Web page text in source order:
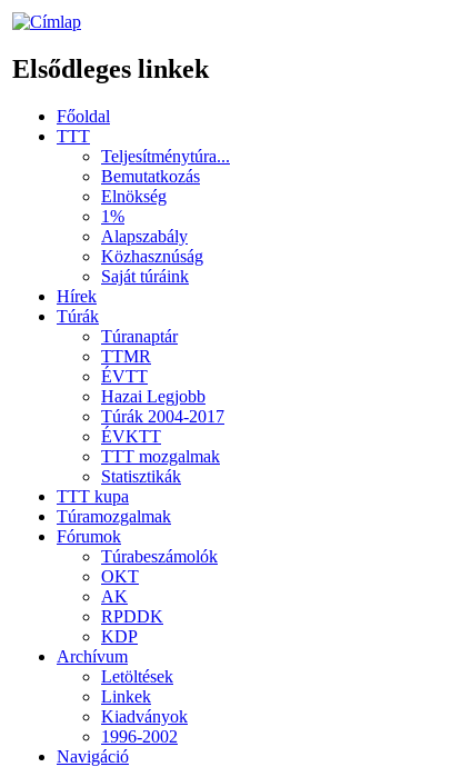
Elsődleges linkek
Főoldal
TTT
Teljesítménytúra...
Bemutatkozás
Elnökség
1%
Alapszabály
Közhasznúság
Saját túráink
Hírek
Túrák
Túranaptár
TTMR
ÉVTT
Hazai Legjobb
Túrák 2004-2017
ÉVKTT
TTT mozgalmak
Statisztikák
TTT kupa
Túramozgalmak
Fórumok
Túrabeszámolók
OKT
AK
RPDDK
KDP
Archívum
Letöltések
Linkek
Kiadványok
1996-2002
Navigáció